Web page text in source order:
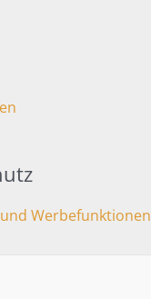
Werbefunktionen